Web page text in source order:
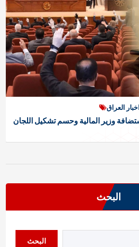
العراق
وزير المالية وحسم تشكيل اللجان
البحث
البحث